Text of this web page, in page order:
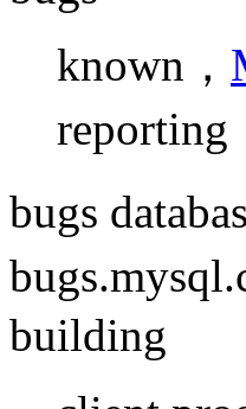
known，
reporting
bugs
building